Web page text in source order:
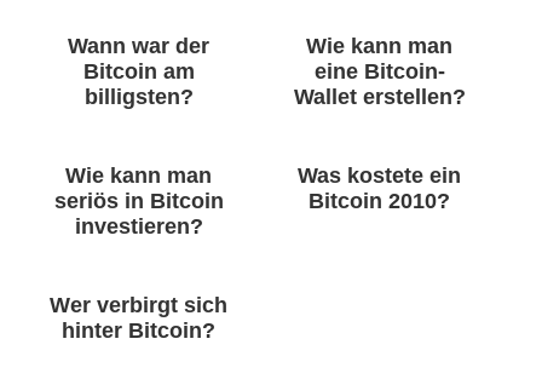
Wann war der
Bitcoin am
billigsten?
Wie kann man
eine Bitcoin-
Wallet erstellen?
Wie kann man
seriös in Bitcoin
investieren?
Was kostete ein
Bitcoin 2010?
Wer verbirgt sich
hinter Bitcoin?